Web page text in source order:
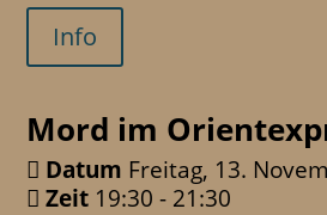
Info
Mord im
Datum Freitag, 13.
Zeit 19:30 - 21:30